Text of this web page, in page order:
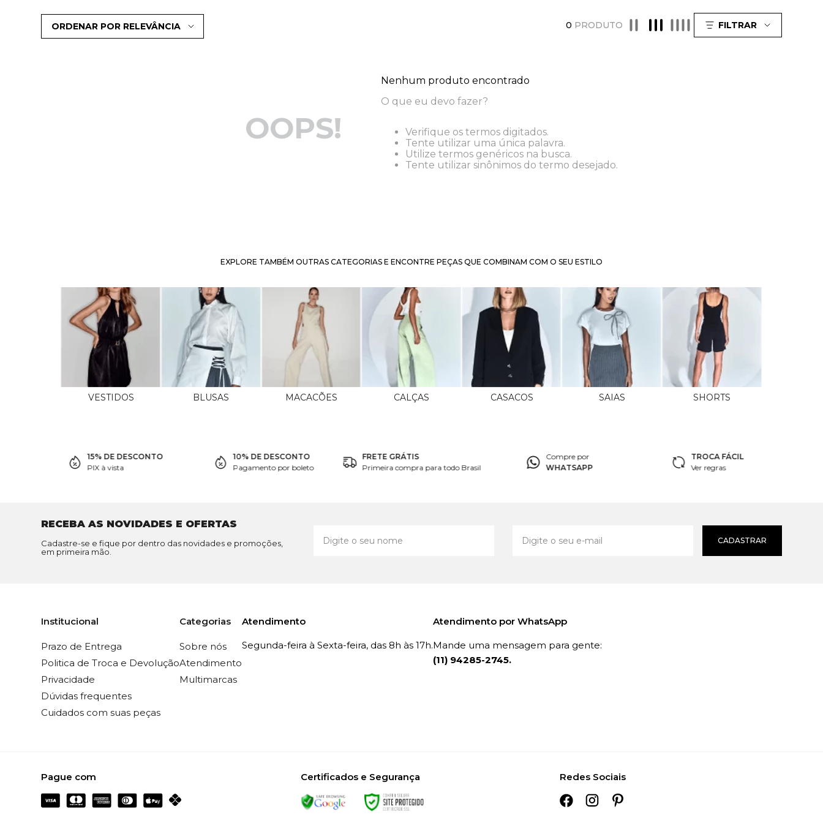
ORDENAR POR RELEVÂNCIA 0 PRODUTO FILTRAR
OOPS!
Nenhum produto encontrado
O que eu devo fazer?
Verifique os termos digitados.
Tente utilizar uma única palavra.
Utilize termos genéricos na busca.
Tente utilizar sinônimos do termo desejado.
EXPLORE TAMBÉM OUTRAS CATEGORIAS E ENCONTRE PEÇAS QUE COMBINAM COM O SEU ESTILO
VESTIDOS BLUSAS MACACÕES CALÇAS CASACOS SAIAS SHORTS
15% DE DESCONTO
PIX à vista
10% DE DESCONTO
Pagamento por boleto
FRETE GRÁTIS
Primeira compra para todo Brasil
Compre por
WHATSAPP
TROCA FÁCIL
Ver regras
RECEBA AS NOVIDADES E OFERTAS
Cadastre-se e fique por dentro das novidades e promoções,
em primeira mão.
CADASTRAR
Institucional
Prazo de Entrega
Politica de Troca e Devolução
Privacidade
Dúvidas frequentes
Cuidados com suas peças
Categorias
Sobre nós
Atendimento
Multimarcas
Atendimento
Segunda-feira à Sexta-feira, das 8h às 17h.
Atendimento por WhatsApp
Mande uma mensagem para gente:
(11) 94285-2745.
Pague com Certificados e Segurança Redes Sociais